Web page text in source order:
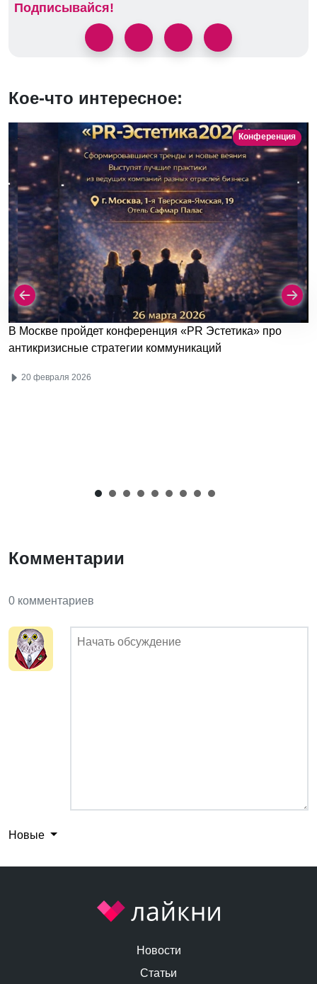
Подписывайся!
Кое-что интересное:
Конференция
В Москве пройдет конференция «PR Эстетика» про
антикризисные стратегии коммуникаций
20 февраля 2026
Комментарии
0 комментариев
Новые
Новости
Статьи